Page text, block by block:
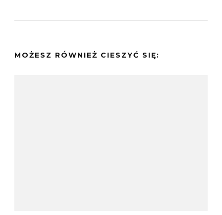
MOŻESZ RÓWNIEŻ CIESZYĆ SIĘ: